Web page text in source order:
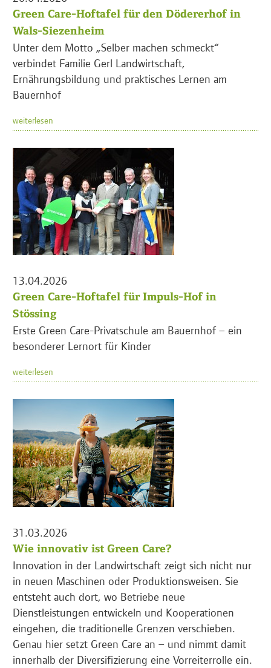
Green Care-Hoftafel für den Dödererhof in
Wals-Siezenheim
Unter dem Motto „Selber machen schmeckt“
verbindet Familie Gerl Landwirtschaft,
Ernährungsbildung und praktisches Lernen am
Bauernhof
weiterlesen
13.04.2026
Green Care-Hoftafel für Impuls-Hof in
Stössing
Erste Green Care-Privatschule am Bauernhof – ein
besonderer Lernort für Kinder
weiterlesen
31.03.2026
Wie innovativ ist Green Care?
Innovation in der Landwirtschaft zeigt sich nicht nur
in neuen Maschinen oder Produktionsweisen. Sie
entsteht auch dort, wo Betriebe neue
Dienstleistungen entwickeln und Kooperationen
eingehen, die traditionelle Grenzen verschieben.
Genau hier setzt Green Care an – und nimmt damit
innerhalb der Diversifizierung eine Vorreiterrolle ein.